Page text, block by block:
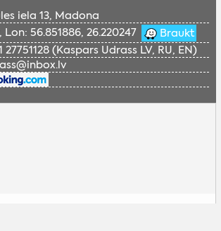
iela 13, Madona
Lon: 56.851886, 26.220247
Braukt
27751128 (Kaspars Udrass LV, RU, EN)